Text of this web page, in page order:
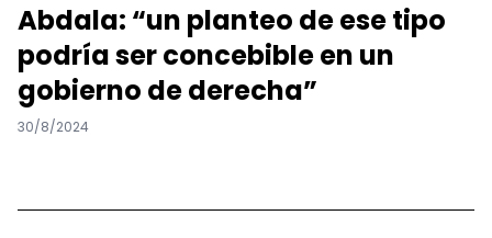
Abdala: “un planteo de ese tipo
podría ser concebible en un
gobierno de derecha”
30/8/2024